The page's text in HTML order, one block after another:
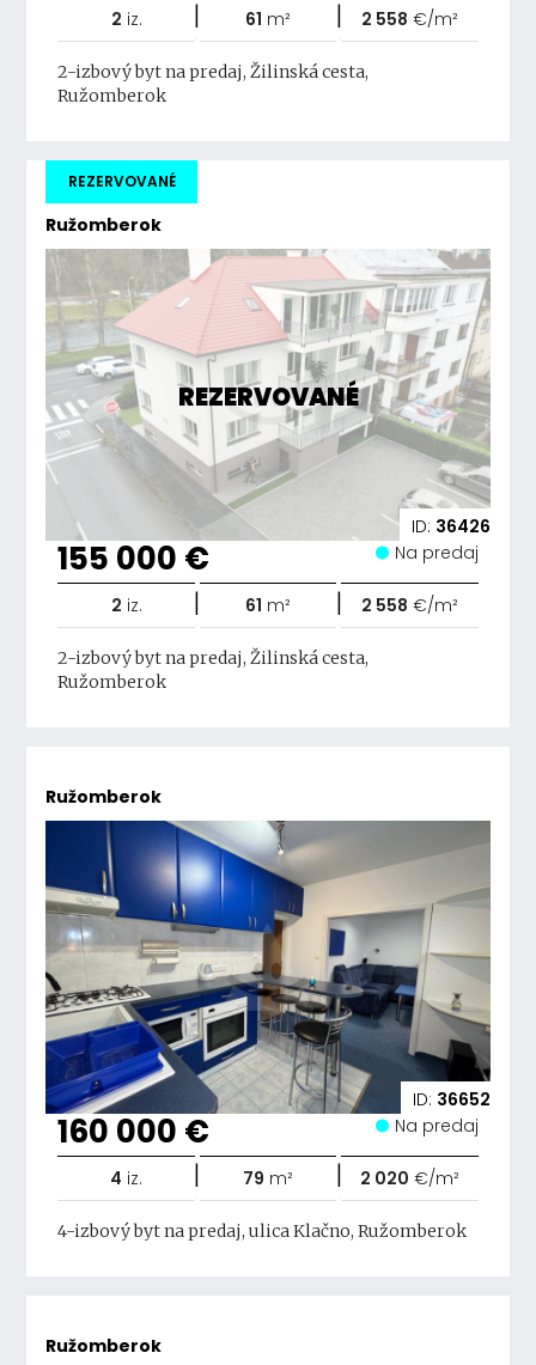
2 iz. | 61 m² | 2 558 €/m²
2-izbový byt na predaj, Žilinská cesta,
Ružomberok
Ružomberok
REZERVOVANÉ
REZERVOVANÉ
ID: 36426
155 000 € Na predaj
2 iz. | 61 m² | 2 558 €/m²
2-izbový byt na predaj, Žilinská cesta,
Ružomberok
Ružomberok
ID: 36652
160 000 € Na predaj
4 iz. | 79 m² | 2 020 €/m²
4-izbový byt na predaj, ulica Klačno, Ružomberok
Ružomberok